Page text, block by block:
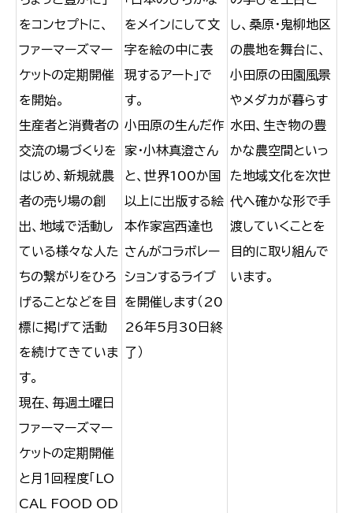
をコンセプトに、
ファーマーズマー
ケットの定期開催
を開始。
生産者と消費者の
交流の場づくりを
はじめ、新規就農
者の売り場の創
出、地域で活動し
ている様々な人た
ちの繋がりをひろ
げることなどを目
標に掲げて活動
を続けてきていま
す。
現在、毎週土曜日
ファーマーズマー
ケットの定期開催
と月１回程度「LO
CAL FOOD OD
をメインにして文
字を絵の中に表
現するアート」で
す。
小田原の生んだ作
家・小林真澄さん
と、世界100か国
以上に出版する絵
本作家宮西達也
さんがコラボレー
ションするライブ
を開催します（20
26年5月30日終
了）
し、桑原・鬼柳地区
の農地を舞台に、
小田原の田園風景
やメダカが暮らす
水田、生き物の豊
かな農空間といっ
た地域文化を次世
代へ確かな形で手
渡していくことを
目的に取り組んで
います。